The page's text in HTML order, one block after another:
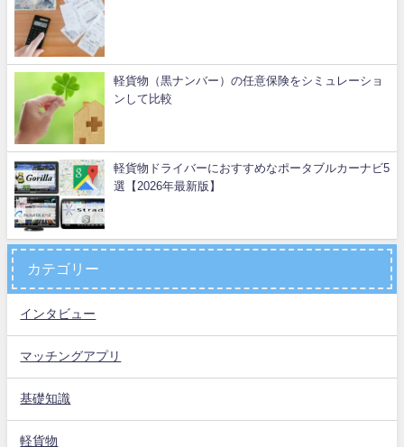
軽貨物（黒ナンバー）の任意保険をシミュレーショ
ンして比較
軽貨物ドライバーにおすすめなポータブルカーナビ5
選【2026年最新版】
カテゴリー
インタビュー
マッチングアプリ
基礎知識
軽貨物